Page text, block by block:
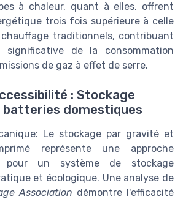
à chaleur, quant à elles, offrent
trois fois supérieure à celle
traditionnels, contribuant
de la consommation
de gaz à effet de serre.
: Stockage
batteries domestiques
Le stockage par gravité et
représente une approche
pour un système de stockage
et écologique. Une analyse de
Association démontre l'efficacité